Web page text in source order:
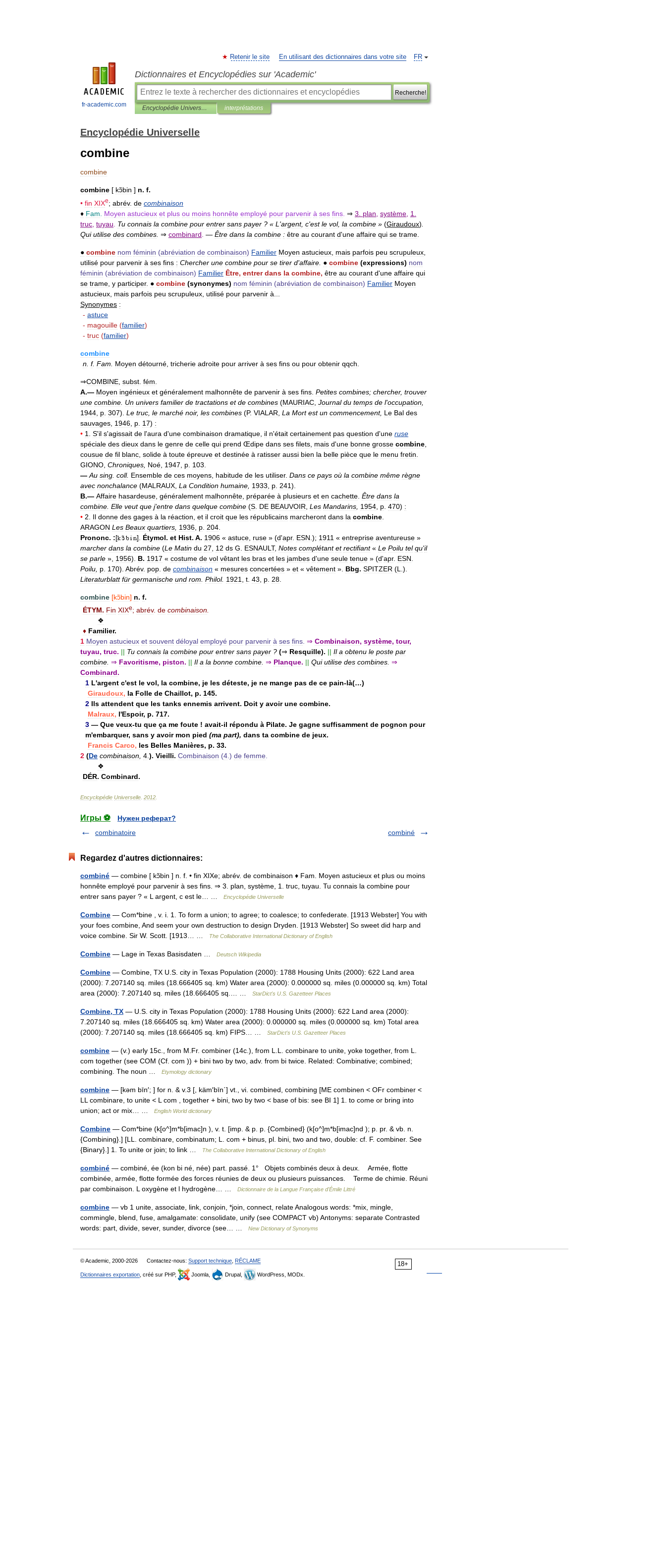
fr-academic.com
FR
Retenir le site En utilisant des dictionnaires dans votre site
Dictionnaires et Encyclopédies sur 'Academic'
Recherche!
Encyclopédie Universelle interprétations
Encyclopédie Universelle
combine
combine
combine [ kɔ̃bin ] n. f.
• fin XIXe; abrév. de combinaison
♦ Fam Moyen astucieux et plus ou moins honnête employé pour parvenir à ses fins ⇒ 3 plan système 1
truc tuyau Tu connais la combine pour entrer sans payer ? « L 'argent, c'est le vol, la combine » (Giraudoux)
Qui utilise des combines ⇒ combinard — Être dans la combine : être au courant d'une affaire qui se trame
● combine nom féminin (abréviation de combinaison) Familier Moyen astucieux mais parfois peu scrupuleux
utilisé pour parvenir à ses fins : Chercher une combine pour se tirer d'affaire ● combine (expressions) nom
féminin (abréviation de combinaison) Familier Être, entrer dans la combine, être au courant d'une affaire qui
se trame y participer. ● combine (synonymes) nom féminin (abréviation de combinaison) Familier Moyen
astucieux mais parfois peu scrupuleux utilisé pour parvenir à
Synonymes :
- astuce
- magouille (familier)
- truc (familier)
combine
n f. Fam Moyen détourné tricherie adroite pour arriver à ses fins ou pour obtenir qqch
⇒COMBINE subst fém
A.— Moyen ingénieux et généralement malhonnête de parvenir à ses fins Petites combines; chercher, trouver
une combine Un univers familier de tractations et de combines (MAURIAC Journal du temps de l'occupation
1944 p 307). Le truc le marché noir, les combines (P. VIALAR La Mort est un commencement, Le Bal des
sauvages 1946 p 17) :
• 1 S'il s'agissait de l'aura d'une combinaison dramatique il n'était certainement pas question d'une ruse
spéciale des dieux dans le genre de celle qui prend Œdipe dans ses filets mais d'une bonne grosse combine
cousue de fil blanc solide à toute épreuve et destinée à ratisser aussi bien la belle pièce que le menu fretin
GIONO Chroniques Noé 1947 p 103
— Au sing coll. Ensemble de ces moyens habitude de les utiliser. Dans ce pays où la combine même règne
avec nonchalance (MALRAUX La Condition humaine 1933 p 241).
B.— Affaire hasardeuse généralement malhonnête préparée à plusieurs et en cachette Être dans la
combine Elle veut que j'entre dans quelque combine (S DE BEAUVOIR Les Mandarins 1954 p 470) :
• 2 Il donne des gages à la réaction et il croit que les républicains marcheront dans la combine
ARAGON Les Beaux quartiers 1936 p 204
Prononc. :[ ]. Étymol. et Hist. A. 1906 « astuce ruse » (d'apr. ESN .); 1911 « entreprise aventureuse »
marcher dans la combine (Le Matin du 27 12 ds G ESNAULT, Notes complétant et rectifiant« Le Poilu tel qu'il
se parle », 1956). B. 1917 « costume de vol vêtant les bras et les jambes d'une seule tenue » (d'apr. ESN
Poilu p 170). Abrév. pop de combinaison « mesures concertées » et « vêtement ». Bbg. SPITZER (L .).
Literaturblatt für germanische und rom Philol. 1921 t 43 p 28
combine [kɔ̃bin] n. f.
ÉTYM. Fin XIXe; abrév. de combinaison.
❖
♦ Familier.
1 Moyen astucieux et souvent déloyal employé pour parvenir à ses fins. ⇒ Combinaison, système, tour,
tuyau, truc. || Tu connais la combine pour entrer sans payer ? (⇒ Resquille). || Il a obtenu le poste par
combine. ⇒ Favoritisme, piston. || Il a la bonne combine. ⇒ Planque. || Qui utilise des combines. ⇒
Combinard.
1 L'argent c'est le vol, la combine, je les déteste, je ne mange pas de ce pain-là(…)
Giraudoux, la Folle de Chaillot, p. 145.
2 Ils attendent que les tanks ennemis arrivent. Doit y avoir une combine.
Malraux, l'Espoir, p. 717.
3 — Que veux-tu que ça me foute ! avait-il répondu à Pilate. Je gagne suffisamment de pognon pour
m'embarquer, sans y avoir mon pied (ma part), dans ta combine de jeux.
Francis Carco, les Belles Manières, p. 33.
2 (De combinaison, 4.). Vieilli. Combinaison (4.) de femme.
❖
DÉR. Combinard.
Encyclopédie Universelle 2012
Игры ⚽
Нужен реферат?
combinatoire
combiné
Regardez d'autres dictionnaires:
combiné — combine [ kɔ̃bin ] n. f. • fin XIXe; abrév. de combinaison ♦ Fam. Moyen astucieux et plus ou moins
honnête employé pour parvenir à ses fins. ⇒ 3. plan, système, 1. truc, tuyau. Tu connais la combine pour
entrer sans payer ? « L argent, c est le… …
Encyclopédie Universelle
Combine — Com*bine , v. i. 1. To form a union; to agree; to coalesce; to confederate. [1913 Webster] You with
your foes combine, And seem your own destruction to design Dryden. [1913 Webster] So sweet did harp and
voice combine. Sir W. Scott. [1913… …
The Collaborative International Dictionary of English
Combine — Lage in Texas Basisdaten … Deutsch Wikipedia
Combine — Combine, TX U.S. city in Texas Population (2000): 1788 Housing Units (2000): 622 Land area
(2000): 7.207140 sq. miles (18.666405 sq. km) Water area (2000): 0.000000 sq. miles (0.000000 sq. km) Total
area (2000): 7.207140 sq. miles (18.666405 sq.… …
StarDict's U.S. Gazetteer Places
Combine, TX — U.S. city in Texas Population (2000): 1788 Housing Units (2000): 622 Land area (2000):
7.207140 sq. miles (18.666405 sq. km) Water area (2000): 0.000000 sq. miles (0.000000 sq. km) Total area
(2000): 7.207140 sq. miles (18.666405 sq. km) FIPS… …
StarDict's U.S. Gazetteer Places
combine — (v.) early 15c., from M.Fr. combiner (14c.), from L.L. combinare to unite, yoke together, from L.
com together (see COM (Cf. com )) + bini two by two, adv. from bi twice. Related: Combinative; combined;
combining. The noun …
Etymology dictionary
combine — [kəm bīn′; ] for n. & v.3 [, käm′bīn΄] vt., vi. combined, combining [ME combinen < OFr combiner <
LL combinare, to unite < L com , together + bini, two by two < base of bis: see BI 1] 1. to come or bring into
union; act or mix… …
English World dictionary
Combine — Com*bine (k[o^]m*b[imac]n ), v. t. [imp. & p. p. {Combined} (k[o^]m*b[imac]nd ); p. pr. & vb. n.
{Combining}.] [LL. combinare, combinatum; L. com + binus, pl. bini, two and two, double: cf. F. combiner. See
{Binary}.] 1. To unite or join; to link …
The Collaborative International Dictionary of English
combiné — combiné, ée (kon bi né, née) part. passé. 1° Objets combinés deux à deux. Armée, flotte
combinée, armée, flotte formée des forces réunies de deux ou plusieurs puissances. Terme de chimie. Réuni
par combinaison. L oxygène et l hydrogène… …
Dictionnaire de la Langue Française d'Émile Littré
combine — vb 1 unite, associate, link, conjoin, *join, connect, relate Analogous words: *mix, mingle,
commingle, blend, fuse, amalgamate: consolidate, unify (see COMPACT vb) Antonyms: separate Contrasted
words: part, divide, sever, sunder, divorce (see… …
New Dictionary of Synonyms
18+
© Academic, 2000-2026 Contactez-nous: Support technique RÉCLAME
Dictionnaires exportation , créé sur PHP, Joomla, Drupal, WordPress, MODx.